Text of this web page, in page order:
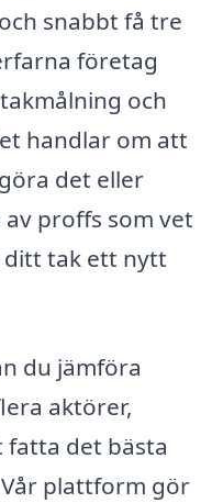
snabbt få tre
företag
och
handlar om att
det eller
proffs som vet
ditt tak ett nytt
du jämföra
aktörer,
det bästa
plattform gör